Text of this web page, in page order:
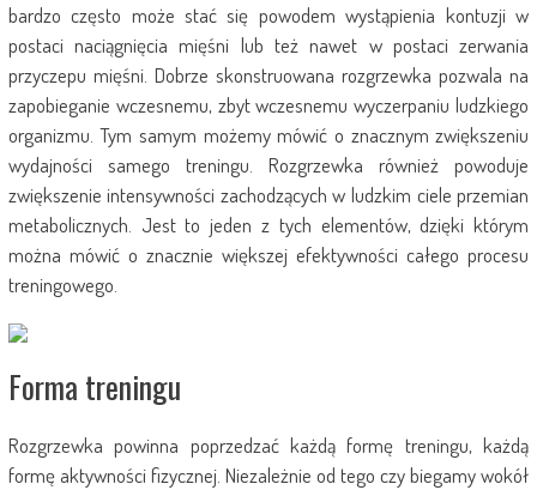
bardzo często może stać się powodem wystąpienia kontuzji w
postaci naciągnięcia mięśni lub też nawet w postaci zerwania
przyczepu mięśni. Dobrze skonstruowana rozgrzewka pozwala na
zapobieganie wczesnemu, zbyt wczesnemu wyczerpaniu ludzkiego
organizmu. Tym samym możemy mówić o znacznym zwiększeniu
wydajności samego treningu. Rozgrzewka również powoduje
zwiększenie intensywności zachodzących w ludzkim ciele przemian
metabolicznych. Jest to jeden z tych elementów, dzięki którym
można mówić o znacznie większej efektywności całego procesu
treningowego.
Forma treningu
Rozgrzewka powinna poprzedzać każdą formę treningu, każdą
formę aktywności fizycznej. Niezależnie od tego czy biegamy wokół